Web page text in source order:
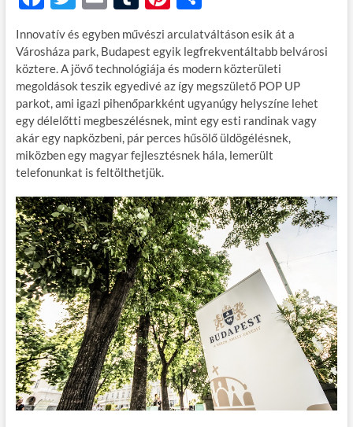
ac
e
b
o
o
k
itt
er
ail
u
m
bl
r
nt
er
es
t
ss
za
m
e
g
Innovatív és egyben művészi arculatváltáson esik át a
Városháza park, Budapest egyik legfrekventáltabb belvárosi
köztere. A jövő technológiája és modern közterületi
megoldások teszik egyedivé az így megszülető POP UP
parkot, ami igazi pihenőparkként ugyanúgy helyszíne lehet
egy délelőtti megbeszélésnek, mint egy esti randinak vagy
akár egy napközbeni, pár perces hűsölő üldögélésnek,
miközben egy magyar fejlesztésnek hála, lemerült
telefonunkat is feltölthetjük.